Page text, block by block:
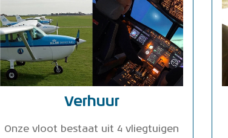
Verhuur
Onze vloot bestaat uit 4 vliegtuigen